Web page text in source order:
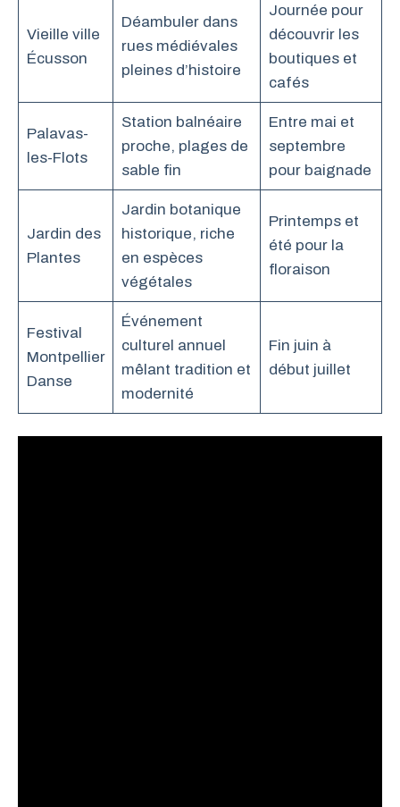
Vieille ville
Écusson
Déambuler dans
rues médiévales
pleines d’histoire
Journée pour
découvrir les
boutiques et
cafés
Palavas-
les-Flots
Station balnéaire
proche, plages de
sable fin
Entre mai et
septembre
pour baignade
Jardin des
Plantes
Jardin botanique
historique, riche
en espèces
végétales
Printemps et
été pour la
floraison
Festival
Montpellier
Danse
Événement
culturel annuel
mêlant tradition et
modernité
Fin juin à
début juillet